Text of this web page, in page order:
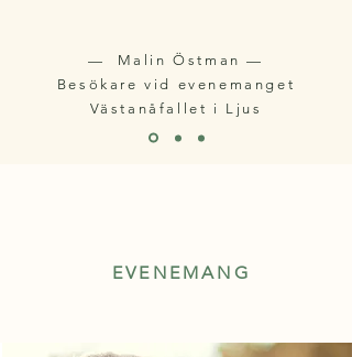
— Malin Östman —
Besökare vid evenemanget
Västanåfallet i Ljus
EVENEMANG